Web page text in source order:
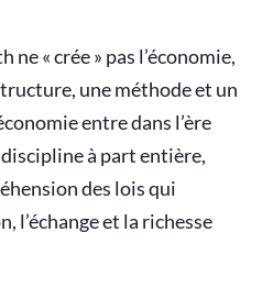
ne « crée » pas l’économie,
une méthode et un
entre dans l’ère
à part entière,
des lois qui
l’échange et la richesse